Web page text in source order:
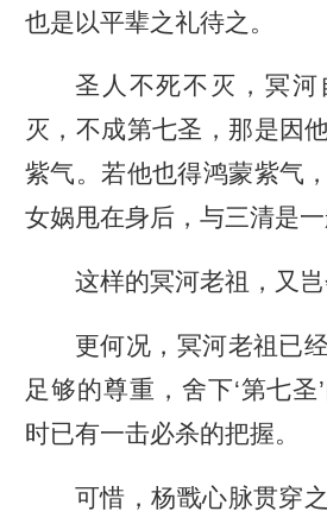
也是以平辈之礼待之。
圣人不死不灭，冥河
灭，不成第七圣，那是因
紫气。若他也得鸿蒙紫气
女娲甩在身后，与三清是
这样的冥河老祖，又
更何况，冥河老祖已
足够的尊重，舍下‘第七圣
时已有一击必杀的把握。
可惜，杨戬心脉贯穿